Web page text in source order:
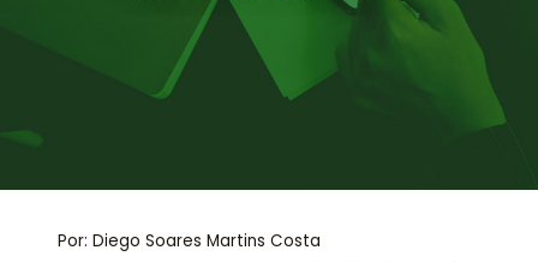
Links Úteis
Por: Diego Soares Martins Costa